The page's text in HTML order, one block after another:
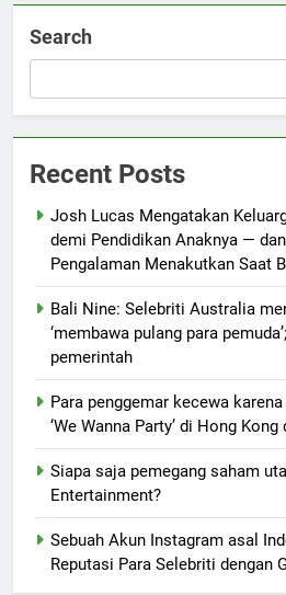
Search
Recent Posts
Josh Lucas Mengatakan
demi Pendidikan Anaknya —
Pengalaman Menakutkan Saat
Bali Nine: Selebriti Australia
‘membawa pulang para
pemerintah
Para penggemar kecewa
‘We Wanna Party’ di Hong Kong
Siapa saja pemegang saham
Entertainment?
Sebuah Akun Instagram asal
Reputasi Para Selebriti dengan